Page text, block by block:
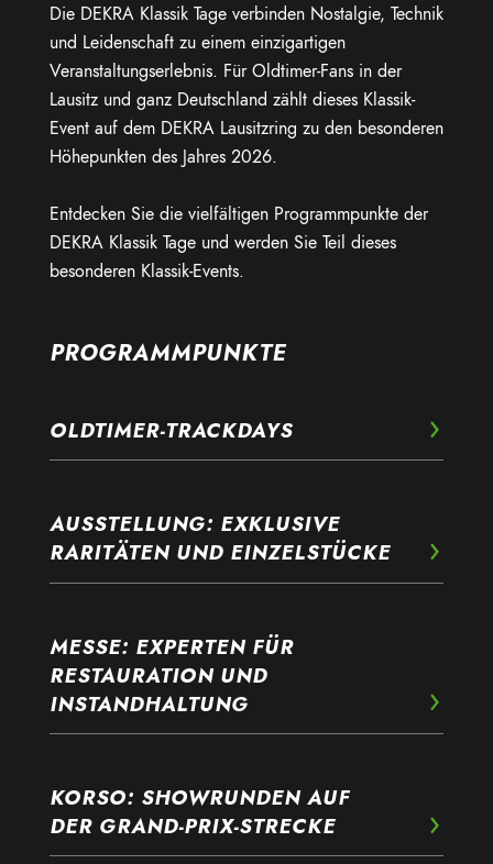
Die DEKRA Klassik Tage verbinden Nostalgie, Technik
und Leidenschaft zu einem einzigartigen
Veranstaltungserlebnis. Für Oldtimer-Fans in der
Lausitz und ganz Deutschland zählt dieses Klassik-
Event auf dem DEKRA Lausitzring zu den besonderen
Höhepunkten des Jahres 2026.
Entdecken Sie die vielfältigen Programmpunkte der
DEKRA Klassik Tage und werden Sie Teil dieses
besonderen Klassik-Events.
PROGRAMMPUNKTE
OLDTIMER-TRACKDAYS
AUSSTELLUNG: EXKLUSIVE
RARITÄTEN UND EINZELSTÜCKE
MESSE: EXPERTEN FÜR
RESTAURATION UND
INSTANDHALTUNG
KORSO: SHOWRUNDEN AUF
DER GRAND-PRIX-STRECKE